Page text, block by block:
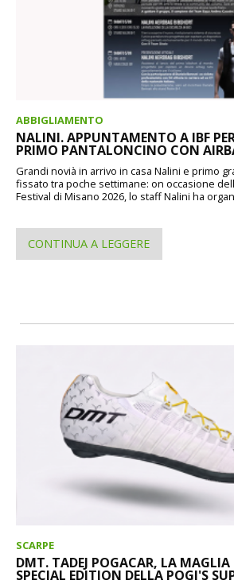
ABBIGLIAMENTO
NALINI. APPUNTAMENTO A IBF
PRIMO PANTALONCINO CON
Grandi novià in arrivo in casa Nalini e primo
fissato tra poche settimane: on occasione
Festival di Misano 2026, lo staff Nalini ha
CONTINUA A LEGGERE
SCARPE
DMT. TADEJ POGACAR, LA
SPECIAL EDITION DELLA POGI'S